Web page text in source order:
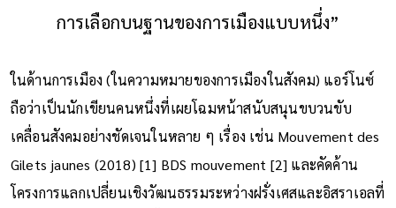
การเลือกบนฐานของการเมืองแบบหนึ่ง”
ในด้านการเมือง (ในความหมายของการเมืองในสังคม) แอร์โนซ์
ถือว่าเป็นนักเขียนคนหนึ่งที่เผยโฉมหน้าสนับสนุนขบวนขับ
เคลื่อนสังคมอย่างชัดเจนในหลาย ๆ เรื่อง เช่น Mouvement des
Gilets jaunes (2018) [1] BDS mouvement [2] และคัดค้าน
โครงการแลกเปลี่ยนเชิงวัฒนธรรมระหว่างฝรั่งเศสและอิสราเอลที่